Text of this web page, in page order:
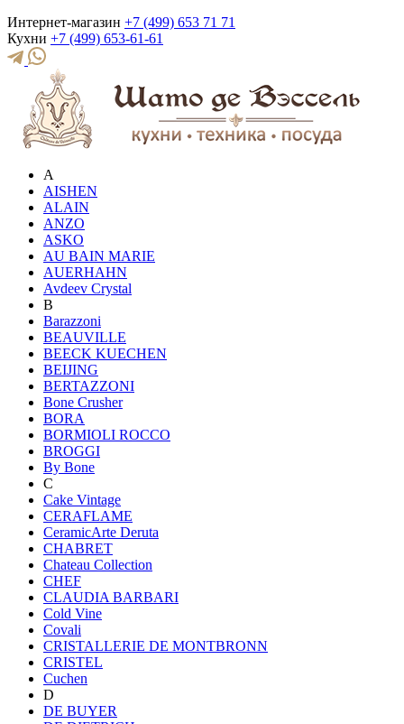
Интернет-магазин +7 (499) 653 71 71
Кухни +7 (499) 653-61-61
A
AISHEN
ALAIN
ANZO
ASKO
AU BAIN MARIE
AUERHAHN
Avdeev Crystal
B
Barazzoni
BEAUVILLE
BEECK KUECHEN
BEIJING
BERTAZZONI
Bone Crusher
BORA
BORMIOLI ROCCO
BROGGI
By Bone
C
Cake Vintage
CERAFLAME
CeramicArte Deruta
CHABRET
Chateau Collection
CHEF
CLAUDIA BARBARI
Cold Vine
Covali
CRISTALLERIE DE MONTBRONN
CRISTEL
Cuchen
D
DE BUYER